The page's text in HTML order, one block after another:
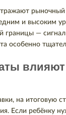
рыночный
и высоким
— сигнал
особенно
на итоговую
Если ребёнку